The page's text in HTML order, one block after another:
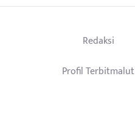
Redaksi
Profil Terbitmalut